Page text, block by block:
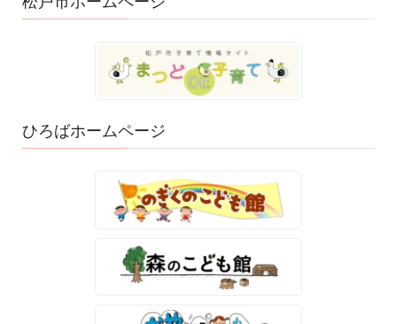
ひろばホームページ